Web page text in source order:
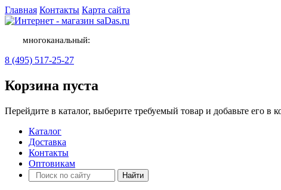
Главная Контакты Карта сайта
многоканальный:
8 (495) 517-25-27
Корзина пуста
Перейдите в каталог, выберите требуемый товар и добавьте его в
Каталог
Доставка
Контакты
Оптовикам